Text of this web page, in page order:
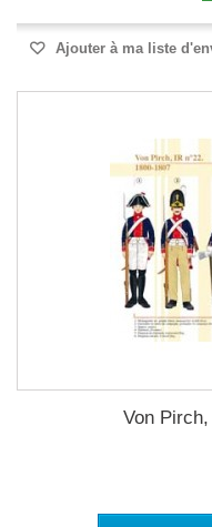
Ajouter à ma liste
Von